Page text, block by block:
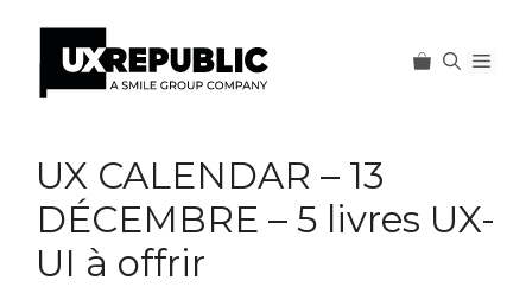
contenu
UX CALENDAR – 13
DÉCEMBRE – 5 livres UX-
UI à offrir